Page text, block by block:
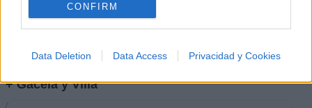
CONFIRM
Data Deletion Data Access Privacidad y Cookies
Imprimir letra
+ Gacela y Villa